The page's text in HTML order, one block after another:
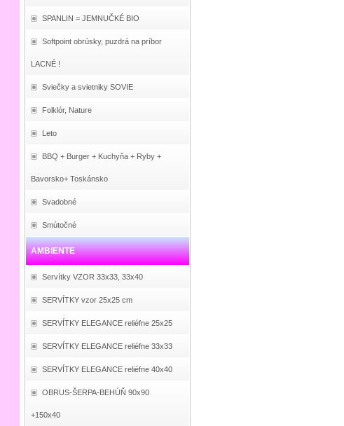
SPANLIN = JEMNUČKÉ BIO
Softpoint obrúsky, puzdrá na príbor
LACNÉ !
Sviečky a svietniky SOVIE
Folklór, Nature
Leto
BBQ + Burger + Kuchyňa + Ryby +
Bavorsko+ Toskánsko
Svadobné
Smútočné
AMBIENTE
Servítky VZOR 33x33, 33x40
SERVÍTKY vzor 25x25 cm
SERVÍTKY ELEGANCE reliéfne 25x25
SERVÍTKY ELEGANCE reliéfne 33x33
SERVÍTKY ELEGANCE reliéfne 40x40
OBRUS-ŠERPA-BEHÚŇ 90x90
+150x40